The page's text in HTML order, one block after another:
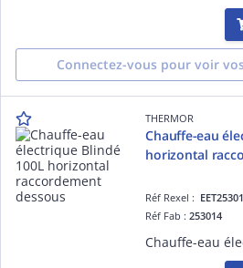
Connectez-vous pour voir
THERMOR
Chauffe-eau
horizontal
Réf Rexel :
Réf Fab :253014